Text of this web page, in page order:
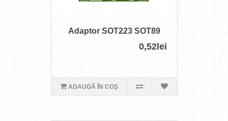
Adaptor SOT223 SOT89
0,52lei
ADAUGĂ ÎN COŞ